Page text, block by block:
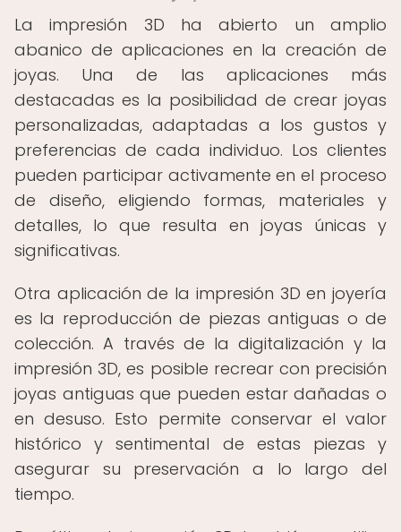
La impresión 3D ha abierto un amplio
abanico de aplicaciones en la creación de
joyas. Una de las aplicaciones más
destacadas es la posibilidad de crear joyas
personalizadas, adaptadas a los gustos y
preferencias de cada individuo. Los clientes
pueden participar activamente en el proceso
de diseño, eligiendo formas, materiales y
detalles, lo que resulta en joyas únicas y
significativas.
Otra aplicación de la impresión 3D en joyería
es la reproducción de piezas antiguas o de
colección. A través de la digitalización y la
impresión 3D, es posible recrear con precisión
joyas antiguas que pueden estar dañadas o
en desuso. Esto permite conservar el valor
histórico y sentimental de estas piezas y
asegurar su preservación a lo largo del
tiempo.